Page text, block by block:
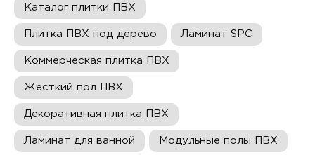
Каталог плитки ПВХ
Плитка ПВХ под дерево Ламинат SPC
Коммерческая плитка ПВХ
Жесткий пол ПВХ
Декоративная плитка ПВХ
Ламинат для ванной Модульные полы ПВХ